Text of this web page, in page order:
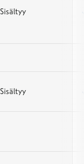
Sisältyy
Sisältyy